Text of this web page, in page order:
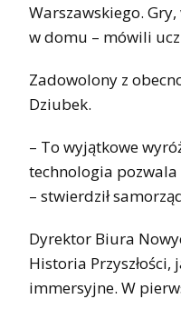
Warszawskiego.
w domu – mówili
Zadowolony z
Dziubek.
– To wyjątkowe
technologia
– stwierdził
Dyrektor Biura
Historia
immersyjne. W